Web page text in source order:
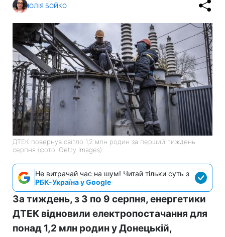
ЮЛІЯ БОЙКО
ДТЕК повернув світло 1,2 млн родин за перший тиждень
серпня (фото: Getty Images)
Не витрачай час на шум! Читай тільки суть з
РБК-Україна у Google
За тиждень, з 3 по 9 серпня, енергетики
ДТЕК відновили електропостачання для
понад 1,2 млн родин у Донецькій,